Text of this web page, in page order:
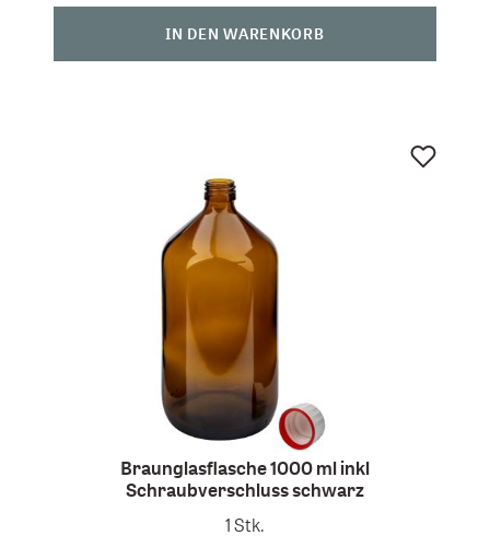
IN DEN WARENKORB
Braunglasflasche 1000 ml inkl
Schraubverschluss schwarz
1 Stk.